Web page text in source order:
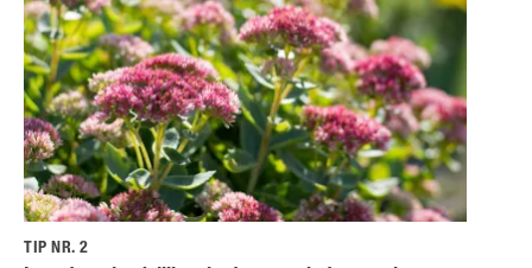
TIP NR. 2